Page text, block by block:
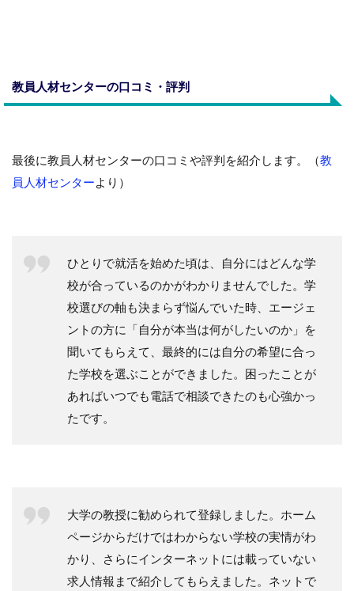
教員人材センターの口コミ・評判
最後に教員人材センターの口コミや評判を紹介します。（教
員人材センターより）
ひとりで就活を始めた頃は、自分にはどんな学
校が合っているのかがわかりませんでした。学
校選びの軸も決まらず悩んでいた時、エージェ
ントの方に「自分が本当は何がしたいのか」を
聞いてもらえて、最終的には自分の希望に合っ
た学校を選ぶことができました。困ったことが
あればいつでも電話で相談できたのも心強かっ
たです。
大学の教授に勧められて登録しました。ホーム
ページからだけではわからない学校の実情がわ
かり、さらにインターネットには載っていない
求人情報まで紹介してもらえました。ネットで